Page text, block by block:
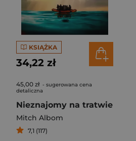
KSIĄŻKA
34,22 zł
45,00 zł - sugerowana cena
detaliczna
Nieznajomy na tratwie
Mitch Albom
7,1 (117)